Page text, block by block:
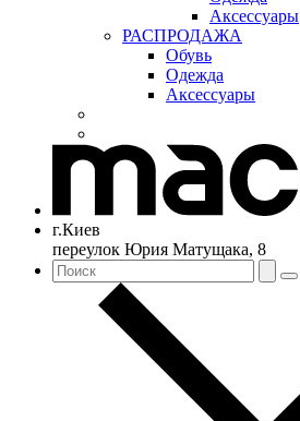
Аксессуары
РАСПРОДАЖА
Обувь
Одежда
Аксессуары
г.Киев
переулок Юрия Матущака, 8